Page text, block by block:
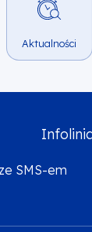
Aktualności
SMS-em